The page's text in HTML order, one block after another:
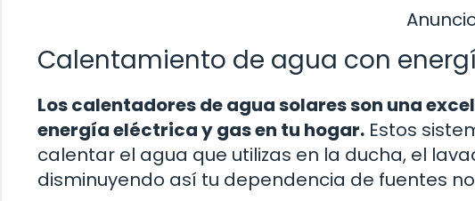
Calentamiento de agua con
Los calentadores de agua solares son una
energía eléctrica y gas en tu hogar. Estos
calentar el agua que utilizas en la ducha, el
disminuyendo así tu dependencia de fuentes